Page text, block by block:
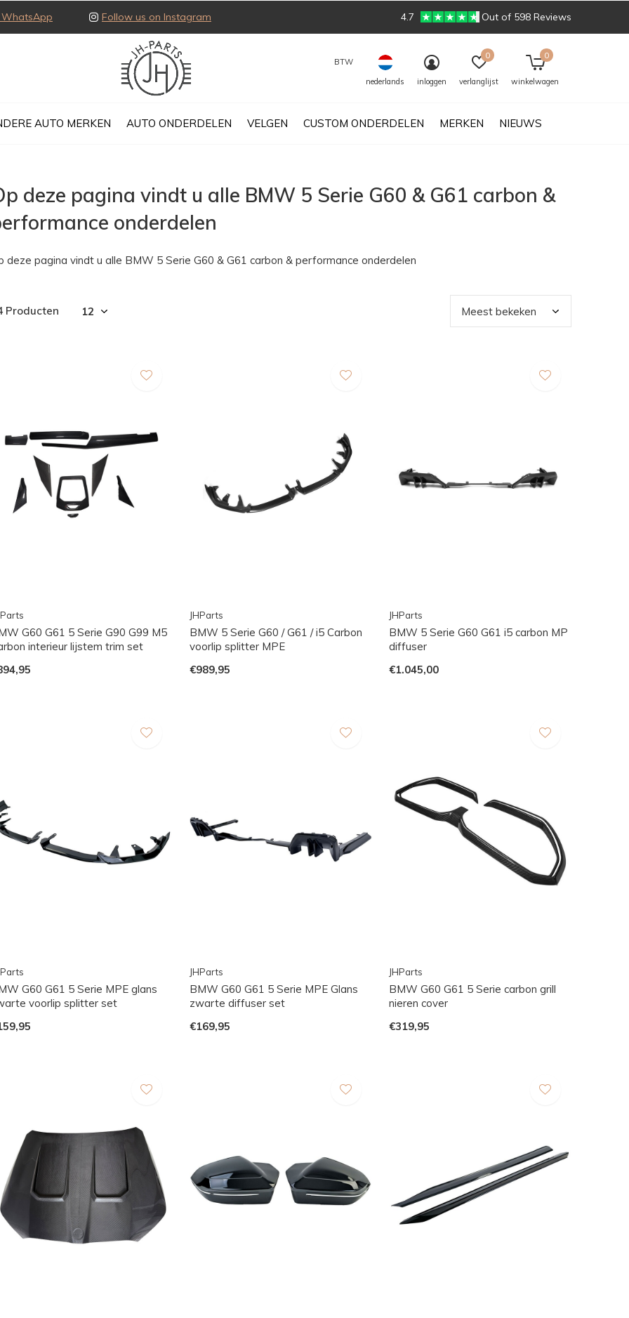
AUTO MERKEN AUTO ONDERDELEN VELGEN CUSTOM ONDERDELEN MERKEN NIEUWS
BTW
nederlands
inloggen verlanglijst
0
winkelwagen
0
Follow us on Instagram 4.7 Out of 598 Reviews
deze pagina vindt u alle BMW 5 Serie G60 & G61 carbon &
onderdelen
deze pagina vindt u alle BMW 5 Serie G60 & G61 carbon & performance onderdelen
Producten
G60 G61 5 Serie G90 G99 M5
interieur lijstem trim set
JHParts
BMW 5 Serie G60 / G61 / i5 Carbon
voorlip splitter MPE
€989,95
JHParts
BMW 5 Serie G60 G61 i5 carbon MP
diffuser
€1.045,00
G60 G61 5 Serie MPE glans
voorlip splitter set
JHParts
BMW G60 G61 5 Serie MPE Glans
zwarte diffuser set
€169,95
JHParts
BMW G60 G61 5 Serie carbon grill
nieren cover
€319,95